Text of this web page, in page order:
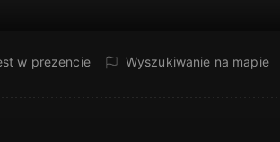
w prezencie Wyszukiwanie na mapie